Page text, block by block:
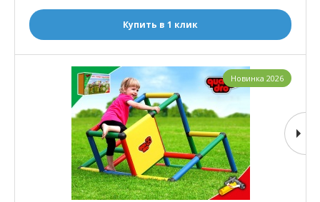
Купить в 1 клик
Новинка 2026